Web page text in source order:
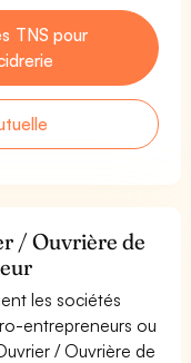
TNS pour
/ Ouvrière de
les sociétés
entrepreneurs ou
/ Ouvrière de